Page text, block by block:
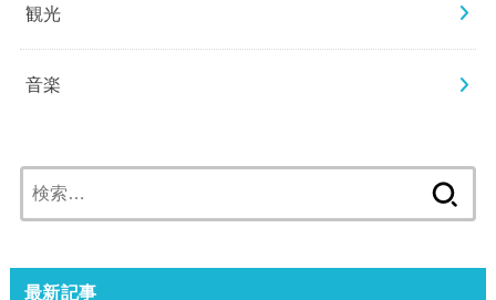
観光
音楽
索:
最新記事